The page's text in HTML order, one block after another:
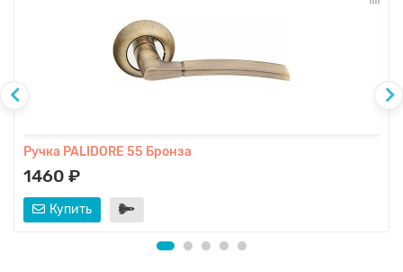
Ручка PALIDORE 55 Бронза
1460 ₽
Купить